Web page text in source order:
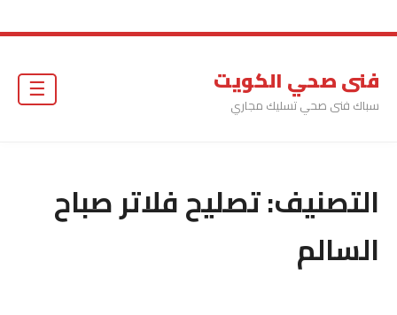
فنى صحي الكويت
سباك فنى صحي تسليك مجاري
التصنيف:تصليح فلاتر صباح
السالم